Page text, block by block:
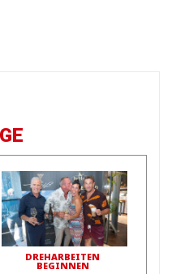
DREHARBEITEN
BEGINNEN